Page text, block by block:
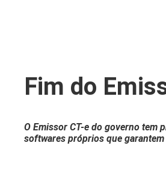
Fim do
O Emissor CT-e do governo tem
softwares próprios que